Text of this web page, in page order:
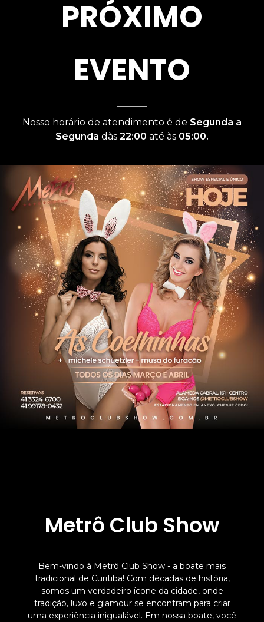
PRÓXIMO
EVENTO
Nosso horário de atendimento é de Segunda a
Segunda dàs 22:00 até às 05:00.
Metrô Club Show
Bem-vindo à Metrô Club Show - a boate mais
tradicional de Curitiba! Com décadas de história,
somos um verdadeiro ícone da cidade, onde
tradição, luxo e glamour se encontram para criar
uma experiência inigualável. Em nossa boate, você